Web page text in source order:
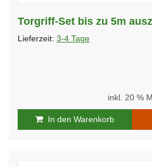
Torgriff-Set bis zu 5m
Lieferzeit: 3-4 Tage
inkl. 20 %
In den Warenkorb